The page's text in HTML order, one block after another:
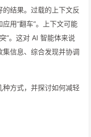
结果。过载的上下文反
用“翻车”。上下文可能
”。这对 AI 智能体来说
信息、综合发现并协调
方式，并探讨如何减轻